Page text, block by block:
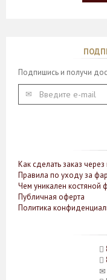
Подпишись и получи
Как сделать заказ через
Правила по уходу за
Чем уникален костяной
Публичная оферта
Политика